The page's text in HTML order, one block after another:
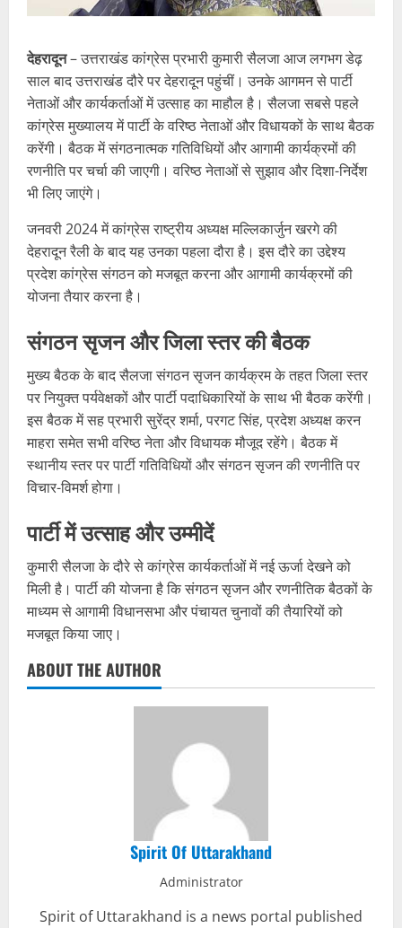
देहरादून– उत्तराखंड कांग्रेस प्रभारी कुमारी सैलजा आज लगभग डेढ़
साल बाद उत्तराखंड दौरे पर देहरादून पहुंचीं। उनके आगमन से पार्टी
नेताओं और कार्यकर्ताओं में उत्साह का माहौल है। सैलजा सबसे पहले
कांग्रेस मुख्यालय में पार्टी के वरिष्ठ नेताओं और विधायकों के साथ बैठक
करेंगी। बैठक में संगठनात्मक गतिविधियों और आगामी कार्यक्रमों की
रणनीति पर चर्चा की जाएगी। वरिष्ठ नेताओं से सुझाव और दिशा-निर्देश
भी लिए जाएंगे।
जनवरी 2024 में कांग्रेस राष्ट्रीय अध्यक्ष मल्लिकार्जुन खरगे की
देहरादून रैली के बाद यह उनका पहला दौरा है। इस दौरे का उद्देश्य
प्रदेश कांग्रेस संगठन को मजबूत करना और आगामी कार्यक्रमों की
योजना तैयार करना है।
संगठन सृजन और जिला स्तर की बैठक
मुख्य बैठक के बाद सैलजा संगठन सृजन कार्यक्रम के तहत जिला स्तर
पर नियुक्त पर्यवेक्षकों और पार्टी पदाधिकारियों के साथ भी बैठक करेंगी।
इस बैठक में सह प्रभारी सुरेंद्र शर्मा, परगट सिंह, प्रदेश अध्यक्ष करन
माहरा समेत सभी वरिष्ठ नेता और विधायक मौजूद रहेंगे। बैठक में
स्थानीय स्तर पर पार्टी गतिविधियों और संगठन सृजन की रणनीति पर
विचार-विमर्श होगा।
पार्टी में उत्साह और उम्मीदें
कुमारी सैलजा के दौरे से कांग्रेस कार्यकर्ताओं में नई ऊर्जा देखने को
मिली है। पार्टी की योजना है कि संगठन सृजन और रणनीतिक बैठकों के
माध्यम से आगामी विधानसभा और पंचायत चुनावों की तैयारियों को
मजबूत किया जाए।
ABOUT THE AUTHOR
Spirit Of Uttarakhand
Administrator
Spirit of Uttarakhand is a news portal published